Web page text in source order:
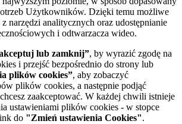
Użytkowników. Dzięki temu możliwe
narzędzi analitycznych oraz udostępnianie
i odtwarzacza wideo.
lub zamknij”, by wyrazić zgodę na
i przejść bezpośrednio do strony lub
plików cookies”, aby zobaczyć
plików cookies, a następnie podjąć
zaakceptować. W każdej chwili istnieje
ustawieniami plików cookies - w stopce
do "Zmień ustawienia Cookies".